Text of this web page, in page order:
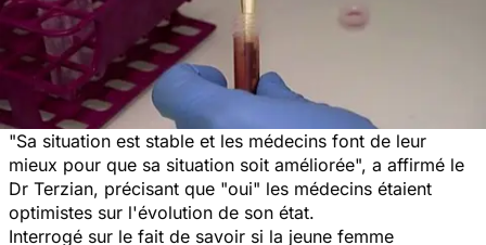
"Sa situation est stable et les médecins font de leur
mieux pour que sa situation soit améliorée", a affirmé le
Dr Terzian, précisant que "oui" les médecins étaient
optimistes sur l'évolution de son état.
Interrogé sur le fait de savoir si la jeune femme